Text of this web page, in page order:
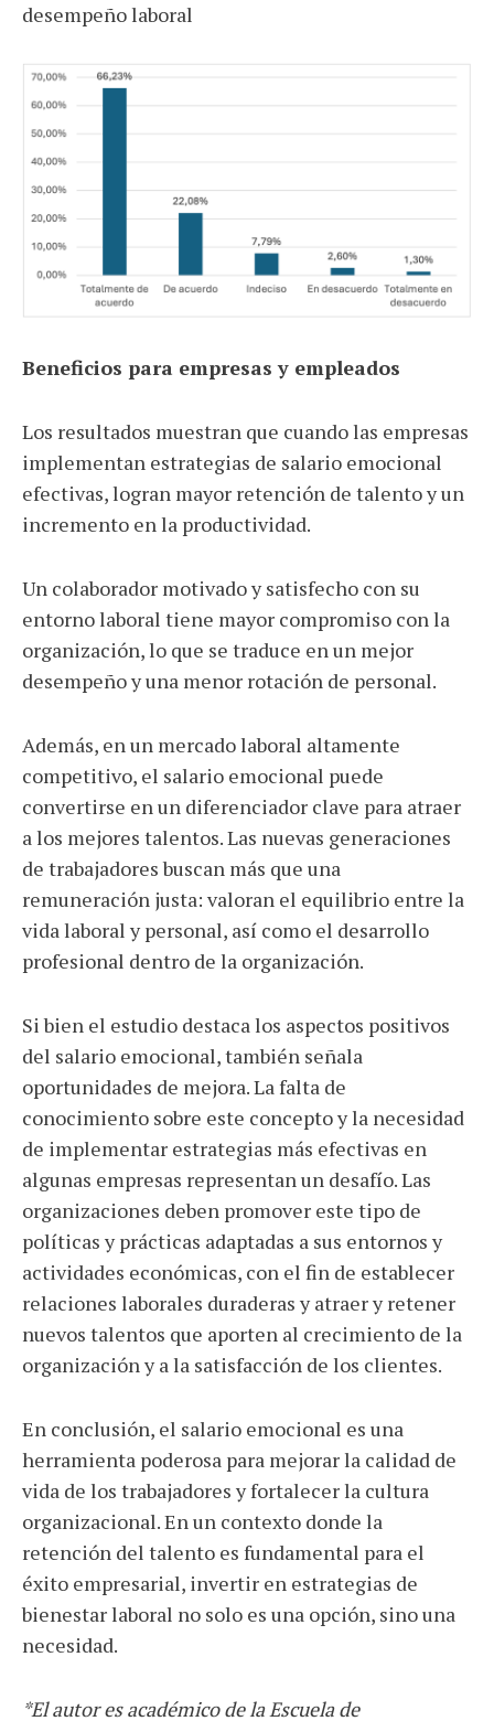
desempeño laboral
Beneficios para empresas y empleados
Los resultados muestran que cuando las empresas
implementan estrategias de salario emocional
efectivas, logran mayor retención de talento y un
incremento en la productividad.
Un colaborador motivado y satisfecho con su
entorno laboral tiene mayor compromiso con la
organización, lo que se traduce en un mejor
desempeño y una menor rotación de personal.
Además, en un mercado laboral altamente
competitivo, el salario emocional puede
convertirse en un diferenciador clave para atraer
a los mejores talentos. Las nuevas generaciones
de trabajadores buscan más que una
remuneración justa: valoran el equilibrio entre la
vida laboral y personal, así como el desarrollo
profesional dentro de la organización.
Si bien el estudio destaca los aspectos positivos
del salario emocional, también señala
oportunidades de mejora. La falta de
conocimiento sobre este concepto y la necesidad
de implementar estrategias más efectivas en
algunas empresas representan un desafío. Las
organizaciones deben promover este tipo de
políticas y prácticas adaptadas a sus entornos y
actividades económicas, con el fin de establecer
relaciones laborales duraderas y atraer y retener
nuevos talentos que aporten al crecimiento de la
organización y a la satisfacción de los clientes.
En conclusión, el salario emocional es una
herramienta poderosa para mejorar la calidad de
vida de los trabajadores y fortalecer la cultura
organizacional. En un contexto donde la
retención del talento es fundamental para el
éxito empresarial, invertir en estrategias de
bienestar laboral no solo es una opción, sino una
necesidad.
*El autor es académico de la Escuela de